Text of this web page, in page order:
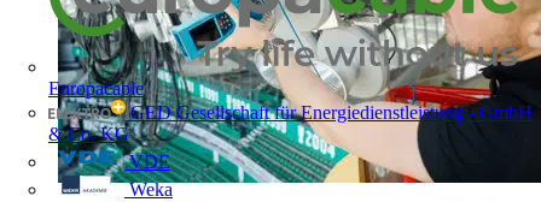
Europacable
GED Gesellschaft für Energiedienstleistung - GmbH
& Co. KG
VDE
Weka